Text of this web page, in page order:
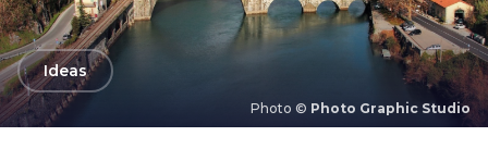
Photo © Photo Graphic Studio
arrow_backIdeas